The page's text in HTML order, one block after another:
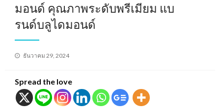
มอนด์ คุณภาพระดับพรีเมียม แบ
รนด์บลูไดมอนด์
Posted
ธันวาคม 29, 2024
Spread the love